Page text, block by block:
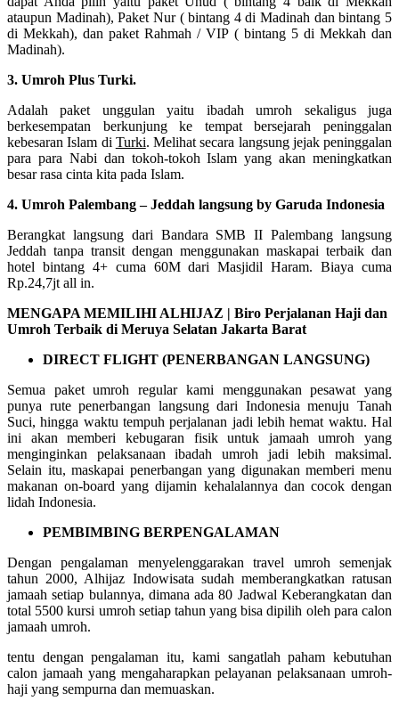
ataupun Madinah), Paket Nur ( bintang 4 di Madinah dan bintang 5
di Mekkah), dan paket Rahmah / VIP ( bintang 5 di Mekkah dan
Madinah).
3. Umroh Plus Turki.
Adalah paket unggulan yaitu ibadah umroh sekaligus juga
berkesempatan berkunjung ke tempat bersejarah peninggalan
kebesaran Islam di Turki. Melihat secara langsung jejak peninggalan
para para Nabi dan tokoh-tokoh Islam yang akan meningkatkan
besar rasa cinta kita pada Islam.
4. Umroh Palembang – Jeddah langsung by Garuda Indonesia
Berangkat langsung dari Bandara SMB II Palembang langsung
Jeddah tanpa transit dengan menggunakan maskapai terbaik dan
hotel bintang 4+ cuma 60M dari Masjidil Haram. Biaya cuma
Rp.24,7jt all in.
MENGAPA MEMILIHI ALHIJAZ | Biro Perjalanan Haji dan
Umroh Terbaik di Meruya Selatan Jakarta Barat
DIRECT FLIGHT (PENERBANGAN LANGSUNG)
Semua paket umroh regular kami menggunakan pesawat yang
punya rute penerbangan langsung dari Indonesia menuju Tanah
Suci, hingga waktu tempuh perjalanan jadi lebih hemat waktu. Hal
ini akan memberi kebugaran fisik untuk jamaah umroh yang
menginginkan pelaksanaan ibadah umroh jadi lebih maksimal.
Selain itu, maskapai penerbangan yang digunakan memberi menu
makanan on-board yang dijamin kehalalannya dan cocok dengan
lidah Indonesia.
PEMBIMBING BERPENGALAMAN
Dengan pengalaman menyelenggarakan travel umroh semenjak
tahun 2000, Alhijaz Indowisata sudah memberangkatkan ratusan
jamaah setiap bulannya, dimana ada 80 Jadwal Keberangkatan dan
total 5500 kursi umroh setiap tahun yang bisa dipilih oleh para calon
jamaah umroh.
tentu dengan pengalaman itu, kami sangatlah paham kebutuhan
calon jamaah yang mengaharapkan pelayanan pelaksanaan umroh-
haji yang sempurna dan memuaskan.